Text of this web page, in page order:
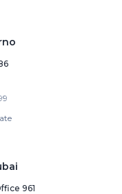
961